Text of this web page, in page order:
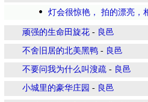
灯会很惊艳， 拍的漂亮，
顽强的生命田旋花 - 良邑
不舍旧居的北美黑鸭 - 良邑
不要问我为什么叫溲疏 - 良邑
小城里的豪华庄园 - 良邑